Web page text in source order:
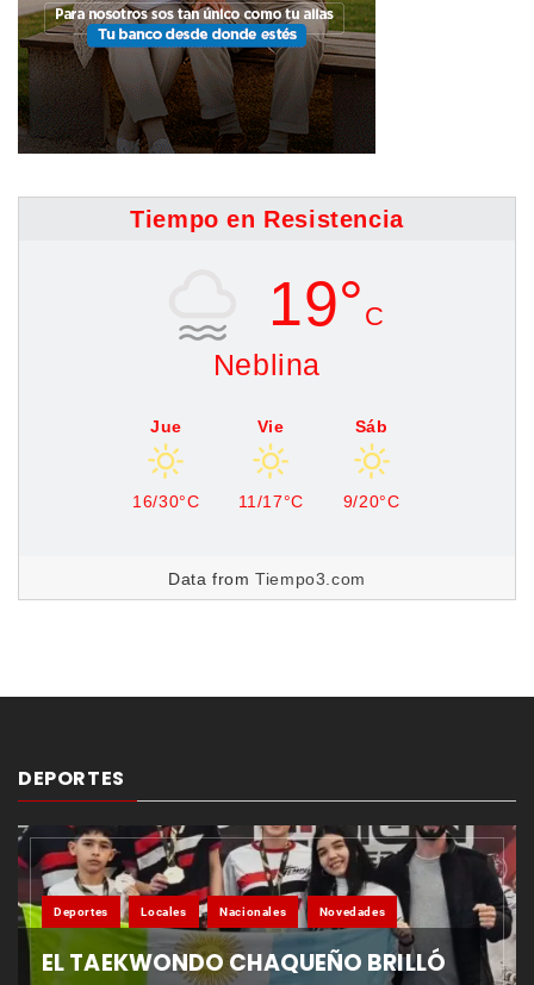
Tiempo en Resistencia
19° C
Neblina
Jue
16/30°C
Vie
11/17°C
Sáb
9/20°C
Data fromTiempo3.com
DEPORTES
Deportes Locales Nacionales Novedades
EL TAEKWONDO CHAQUEÑO BRILLÓ